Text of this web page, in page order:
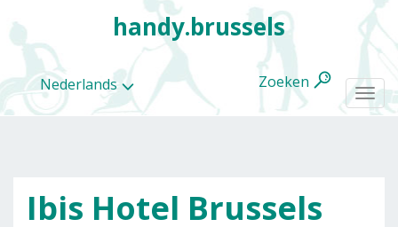
Nederlands
handy.brussels
Zoeken
Ibis Hotel Brussels
Alle